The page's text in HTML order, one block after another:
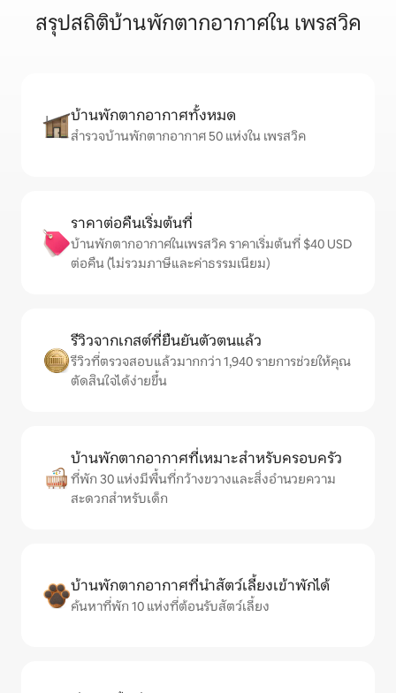
สรุปสถิติบ้านพักตากอากาศใน เพรสวิค
บ้านพักตากอากาศทั้งหมด
สำรวจบ้านพักตากอากาศ 50 แห่งใน เพรสวิค
ราคาต่อคืนเริ่มต้นที่
บ้านพักตากอากาศในเพรสวิค ราคาเริ่มต้นที่ $40 USD
ต่อคืน (ไม่รวมภาษีและค่าธรรมเนียม)
รีวิวจากเกสต์ที่ยืนยันตัวตนแล้ว
รีวิวที่ตรวจสอบแล้วมากกว่า 1,940 รายการช่วยให้คุณ
ตัดสินใจได้ง่ายขึ้น
บ้านพักตากอากาศที่เหมาะสำหรับครอบครัว
ที่พัก 30 แห่งมีพื้นที่กว้างขวางและสิ่งอำนวยความ
สะดวกสำหรับเด็ก
บ้านพักตากอากาศที่นำสัตว์เลี้ยงเข้าพักได้
ค้นหาที่พัก 10 แห่งที่ต้อนรับสัตว์เลี้ยง